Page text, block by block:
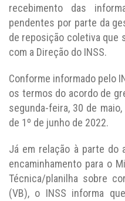
recebimento das
pendentes por parte da
de reposição coletiva que
com a Direção do INSS.
Conforme informado pelo
os termos do acordo de
segunda-feira, 30 de
de 1º de junho de 2022.
Já em relação à parte do
encaminhamento para o
Técnica/planilha sobre
(VB), o INSS informa